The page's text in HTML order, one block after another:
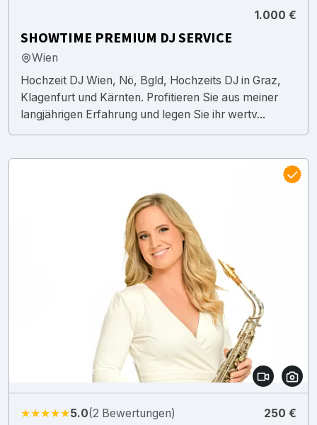
1.000 €
SHOWTIME PREMIUM DJ SERVICE
Wien
Hochzeit DJ Wien, Nö, Bgld, Hochzeits DJ in Graz,
Klagenfurt und Kärnten. Profitieren Sie aus meiner
langjährigen Erfahrung und legen Sie ihr wertv...
★★★★★5.0(2 Bewertungen) 250 €